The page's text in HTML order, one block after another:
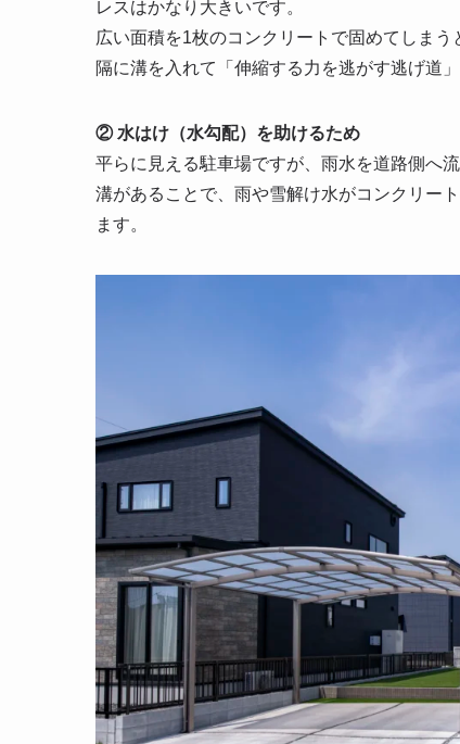
レスはかなり大きいです。
広い面積を1枚のコンクリートで固めてしま
隔に溝を入れて「伸縮する力を逃がす逃げ道
② 水はけ（水勾配）を助けるため
平らに見える駐車場ですが、雨水を道路側へ
溝があることで、雨や雪解け水がコンクリー
ます。